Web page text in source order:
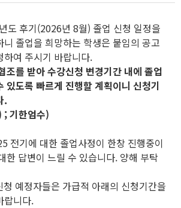
도 후기(2026년 8월) 졸업 신청 일정을
니 졸업을 희망하는 학생은 붙임의 공고
하여 주시기 바랍니다.
조를 받아 수강신청 변경기간 내에 졸업
있도록 빠르게 진행할 계획이니 신청기
.
기한엄수)
전기에 대한 졸업사정이 한창 진행중이
한 답변이 느릴 수 있습니다. 양해 부탁
예정자들은 가급적 아래의 신청기간을
랍니다.